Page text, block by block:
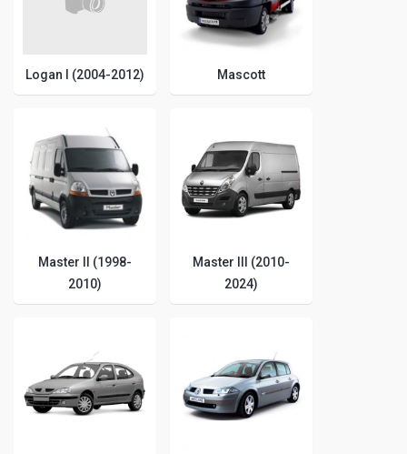
Logan I (2004-2012) Mascott
Master II (1998-
2010)
Master III (2010-
2024)